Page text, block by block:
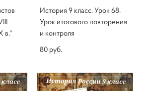
в."
История 9 класс. Урок 68.
Урок итогового повторения
и контроля
80 pуб.